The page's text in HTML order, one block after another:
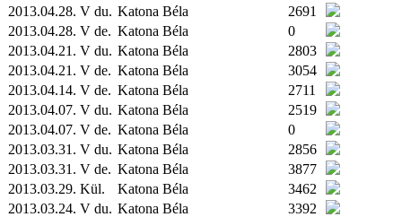
2013.04.28. V du. Katona Béla
2691
2013.04.28. V de. Katona Béla
0
2013.04.21. V du. Katona Béla
2803
2013.04.21. V de. Katona Béla
3054
2013.04.14. V de. Katona Béla
2711
2013.04.07. V du. Katona Béla
2519
2013.04.07. V de. Katona Béla
0
2013.03.31. V du. Katona Béla
2856
2013.03.31. V de. Katona Béla
3877
2013.03.29. Kül. Katona Béla
3462
2013.03.24. V du. Katona Béla
3392